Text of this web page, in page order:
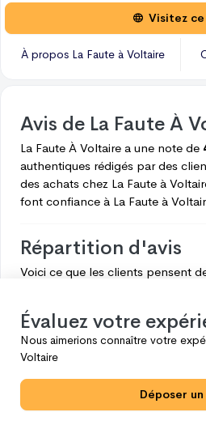
Visitez
À propos La Faute à Voltaire
Avis de La Faute À
La Faute À Voltaire a une note de
authentiques rédigés par des
des achats chez La Faute à
font confiance à La Faute à
Répartition d'avis
Voici ce que les clients pensent
4
3
2
Évaluez votre
Nous aimerions connaître votre
Voltaire
Déposer un